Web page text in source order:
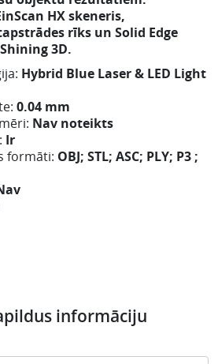
HX skeneris,
rīks un Solid Edge
3D.
Hybrid Blue Laser & LED Light
0.04 mm
Nav noteikts
Ir
formāti: OBJ; STL; ASC; PLY; P3 ;
informāciju